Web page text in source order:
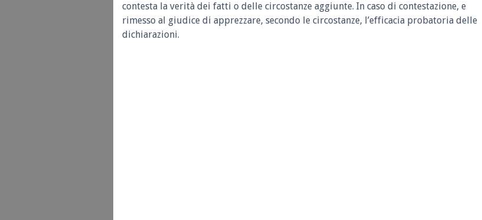
contesta la verità dei fatti o delle circostanze aggiunte. In caso di contestazione, e
rimesso al giudice di apprezzare, secondo le circostanze, l’efficacia probatoria delle
dichiarazioni.